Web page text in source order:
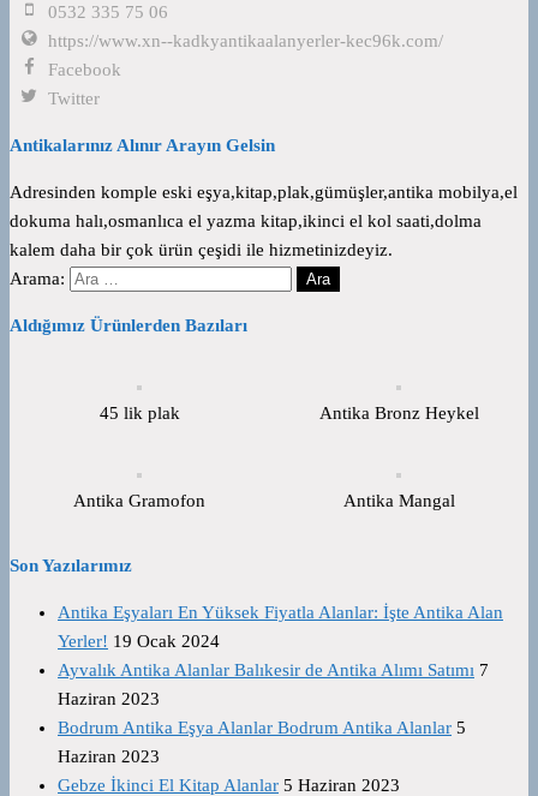
0532 335 75 06
https://www.xn--kadkyantikaalanyerler-kec96k.com/
Facebook
Twitter
Antikalarınız Alınır Arayın Gelsin
Adresinden komple eski eşya,kitap,plak,gümüşler,antika mobilya,el
dokuma halı,osmanlıca el yazma kitap,ikinci el kol saati,dolma
kalem daha bir çok ürün çeşidi ile hizmetinizdeyiz.
Arama:
Aldığımız Ürünlerden Bazıları
45 lik plak Antika Bronz Heykel
Antika Gramofon Antika Mangal
Son Yazılarımız
Antika Eşyaları En Yüksek Fiyatla Alanlar: İşte Antika Alan
Yerler! 19 Ocak 2024
Ayvalık Antika Alanlar Balıkesir de Antika Alımı Satımı 7
Haziran 2023
Bodrum Antika Eşya Alanlar Bodrum Antika Alanlar 5
Haziran 2023
Gebze İkinci El Kitap Alanlar 5 Haziran 2023